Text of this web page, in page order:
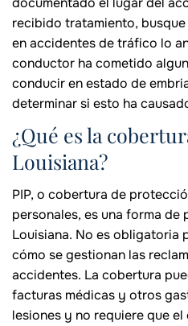
recibido tratamiento,
en accidentes de tráfico lo
conductor ha cometido
conducir en estado de
determinar si esto ha
¿Qué es la
Louisiana?
PIP, o cobertura de
personales, es una forma
Louisiana. No es obligatoria
cómo se gestionan las
accidentes. La cobertura
facturas médicas y otros
lesiones y no requiere que